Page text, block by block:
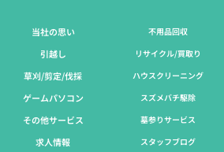
当社の思い
引越し
草刈/剪定/伐採​
ゲームパソコン
その他サービス
求人情報
不用品回収
リサイクル/買取り
ハウスクリーニング
スズメバチ駆除
墓参りサービス
スタッフブログ